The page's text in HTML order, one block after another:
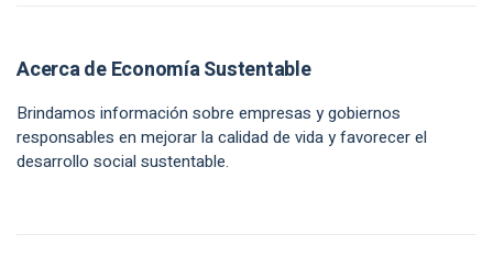
Acerca de Economía Sustentable
Brindamos información sobre empresas y gobiernos
responsables en mejorar la calidad de vida y favorecer el
desarrollo social sustentable.